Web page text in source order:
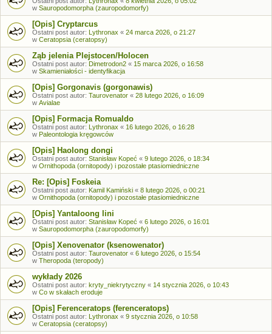
w Sauropodomorpha (zauropodomorfy)
[Opis] Cryptarcus
Ostatni post autor: Lythronax « 24 marca 2026, o 21:27
w Ceratopsia (ceratopsy)
Ząb jelenia Plejstocen/Holocen
Ostatni post autor: Dimetrodon2 « 15 marca 2026, o 16:58
w Skamieniałości - identyfikacja
[Opis] Gorgonavis (gorgonawis)
Ostatni post autor: Taurovenator « 28 lutego 2026, o 16:09
w Avialae
[Opis] Formacja Romualdo
Ostatni post autor: Lythronax « 16 lutego 2026, o 16:28
w Paleontologia kręgowców
[Opis] Haolong dongi
Ostatni post autor: Stanisław Kopeć « 9 lutego 2026, o 18:34
w Ornithopoda (ornitopody) i pozostałe ptasiomiedniczne
Re: [Opis] Foskeia
Ostatni post autor: Kamil Kamiński « 8 lutego 2026, o 00:21
w Ornithopoda (ornitopody) i pozostałe ptasiomiedniczne
[Opis] Yantaloong lini
Ostatni post autor: Stanisław Kopeć « 6 lutego 2026, o 16:01
w Sauropodomorpha (zauropodomorfy)
[Opis] Xenovenator (ksenowenator)
Ostatni post autor: Taurovenator « 6 lutego 2026, o 15:54
w Theropoda (teropody)
wykłady 2026
Ostatni post autor: kryty_niekrytyczny « 14 stycznia 2026, o 10:43
w Co w skałach eroduje
[Opis] Ferenceratops (ferenceratops)
Ostatni post autor: Lythronax « 9 stycznia 2026, o 10:58
w Ceratopsia (ceratopsy)